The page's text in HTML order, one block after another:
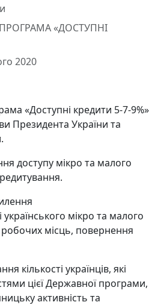
«ДОСТУПНІ
2020
«Доступні кредити 5-7-9%»
Президента України та
доступу мікро та малого
мікро та малого
робочих місць, повернення
кількості українців, які
цієї Державної програми,
активність та